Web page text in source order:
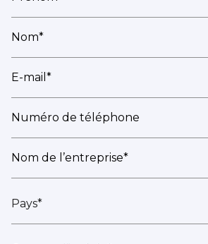
Nom*
E-mail*
Numéro de téléphone
Nom de l’entreprise*
Pays*